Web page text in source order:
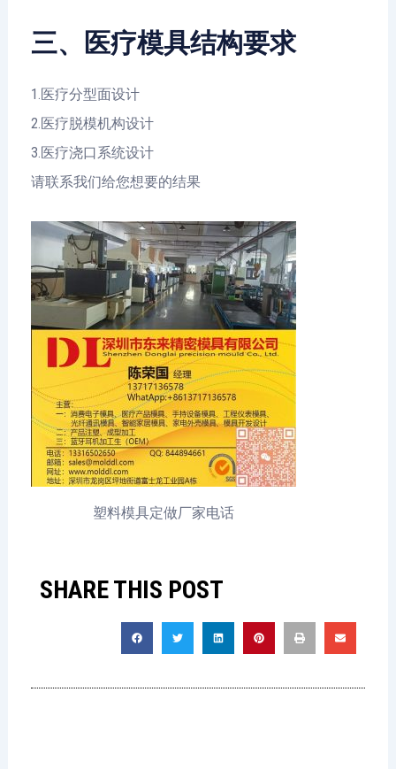
三、医疗模具结构要求
1.医疗分型面设计
2.医疗脱模机构设计
3.医疗浇口系统设计
请联系我们给您想要的结果
塑料模具定做厂家电话
SHARE THIS POST